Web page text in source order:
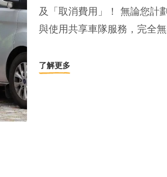
及「取消費用」！ 無論您計
與使用共享車隊服務，完全無
了解更多